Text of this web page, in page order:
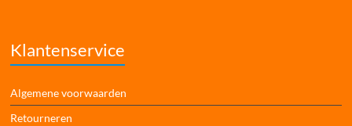
Klantenservice
Algemene voorwaarden
Retourneren